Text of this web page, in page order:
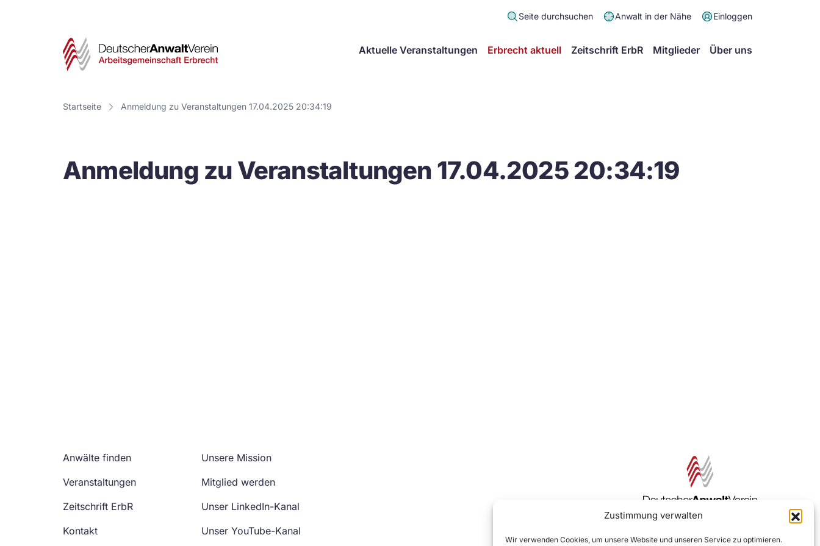
Zustimmung verwalten
Wir verwenden Cookies, um unsere Website und unseren Service zu optimieren.
Seite durchsuchen Anwalt in der Nähe Einloggen
Deutscher
Verein
Arbeitsgemeinschaft
Aktuelle Veranstaltungen Erbrecht aktuell Zeitschrift ErbR Mitglieder Über uns
Startseite Anmeldung zu Veranstaltungen 17.04.2025 20:34:19
Anmeldung zu Veranstaltungen 17.04.2025 20:34:19
Anwälte finden
Veranstaltungen
Zeitschrift ErbR
Kontakt
Unsere Mission
Mitglied werden
Unser LinkedIn-Kanal
Unser YouTube-Kanal
Zur DAV Webseite